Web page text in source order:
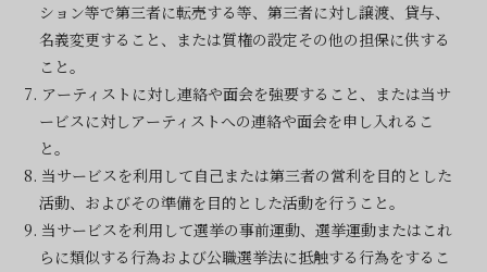
ション等で第三者に転売する等、第三者に対し譲渡、貸与、
名義変更すること、または質権の設定その他の担保に供する
こと。
7. アーティストに対し連絡や面会を強要すること、または当サ
ービスに対しアーティストへの連絡や面会を申し入れるこ
と。
8. 当サービスを利用して自己または第三者の営利を目的とした
活動、およびその準備を目的とした活動を行うこと。
9. 当サービスを利用して選挙の事前運動、選挙運動またはこれ
らに類似する行為および公職選挙法に抵触する行為をするこ